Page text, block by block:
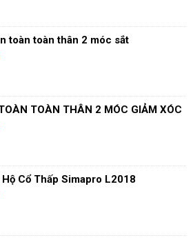
toàn toàn thân 2 móc sắt
TOÀN THÂN 2 MÓC GIẢM XÓC
Hộ Cổ Thấp Simapro L2018